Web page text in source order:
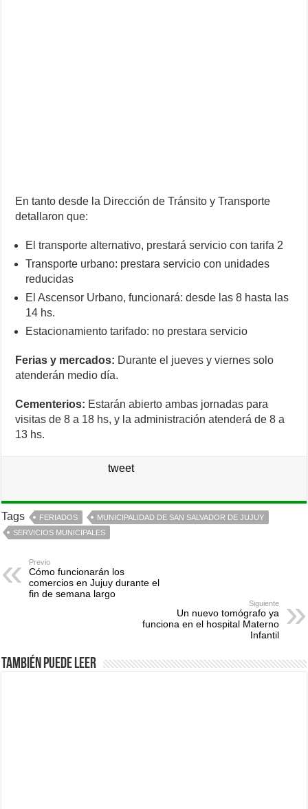
En tanto desde la Dirección de Tránsito y Transporte
detallaron que:
El transporte alternativo, prestará servicio con tarifa 2
Transporte urbano: prestara servicio con unidades
reducidas
El Ascensor Urbano, funcionará: desde las 8 hasta las
14 hs.
Estacionamiento tarifado: no prestara servicio
Ferias y mercados: Durante el jueves y viernes solo
atenderán medio día.
Cementerios: Estarán abierto ambas jornadas para
visitas de 8 a 18 hs, y la administración atenderá de 8 a
13 hs.
tweet
Tags FERIADOS
MUNICIPALIDAD DE SAN SALVADOR DE JUJUY
SERVICIOS MUNICIPALES
Previo
Cómo funcionarán los
comercios en Jujuy durante el
fin de semana largo
Siguiente
Un nuevo tomógrafo ya
funciona en el hospital Materno
Infantil
También puede leer